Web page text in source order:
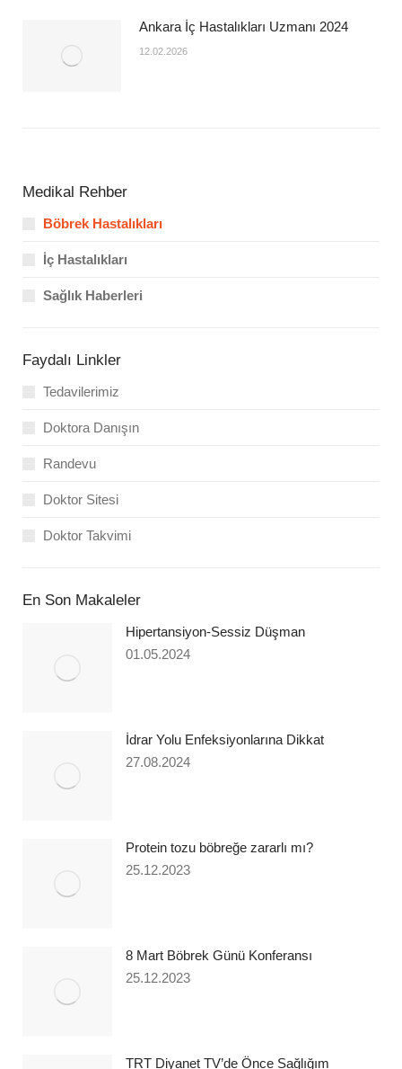
Ankara İç Hastalıkları Uzmanı 2024
12.02.2026
Medikal Rehber
Böbrek Hastalıkları
İç Hastalıkları
Sağlık Haberleri
Faydalı Linkler
Tedavilerimiz
Doktora Danışın
Randevu
Doktor Sitesi
Doktor Takvimi
En Son Makaleler
Hipertansiyon-Sessiz Düşman
01.05.2024
İdrar Yolu Enfeksiyonlarına Dikkat
27.08.2024
Protein tozu böbreğe zararlı mı?
25.12.2023
8 Mart Böbrek Günü Konferansı
25.12.2023
TRT Diyanet TV’de Önce Sağlığım